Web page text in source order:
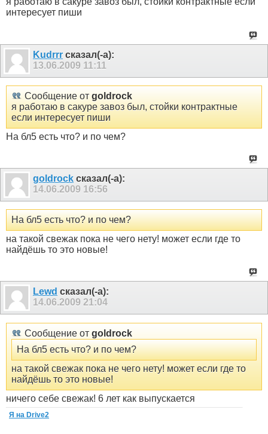
интересует пиши
Kudrrr сказал(-а):
13.06.2009 11:11
Сообщение от goldrock
я работаю в сакуре завоз был, стойки контрактные
если интересует пиши
На бл5 есть что? и по чем?
goldrock сказал(-а):
14.06.2009 16:56
На бл5 есть что? и по чем?
на такой свежак пока не чего нету! может если где то
найдёшь то это новые!
Lewd сказал(-а):
14.06.2009 21:04
Сообщение от goldrock
На бл5 есть что? и по чем?
на такой свежак пока не чего нету! может если где то
найдёшь то это новые!
ничего себе свежак! 6 лет как выпускается
Я на Drive2